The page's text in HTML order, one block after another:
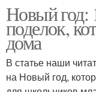
Новый год:
поделок,
дома
В статье наши
на Новый год,